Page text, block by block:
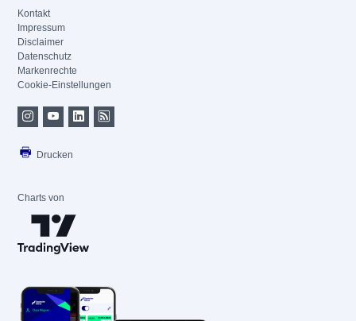
Kontakt
Impressum
Disclaimer
Datenschutz
Markenrechte
Cookie-Einstellungen
Drucken
Charts von